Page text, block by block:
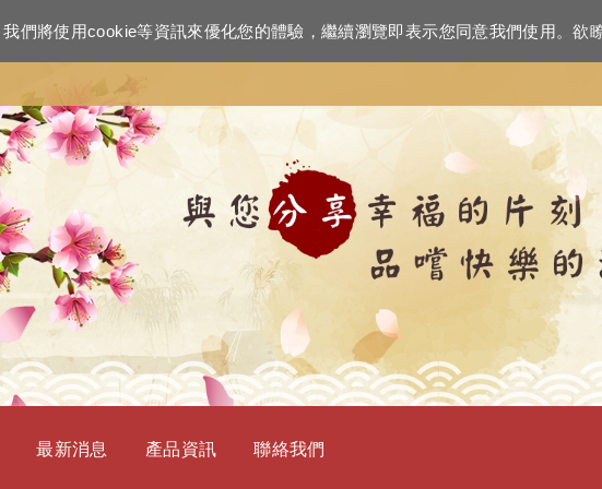
我們將使用cookie等資訊來優化您的體驗，繼續瀏覽即表示您同意我們使用。欲
最新消息 產品資訊 聯絡我們